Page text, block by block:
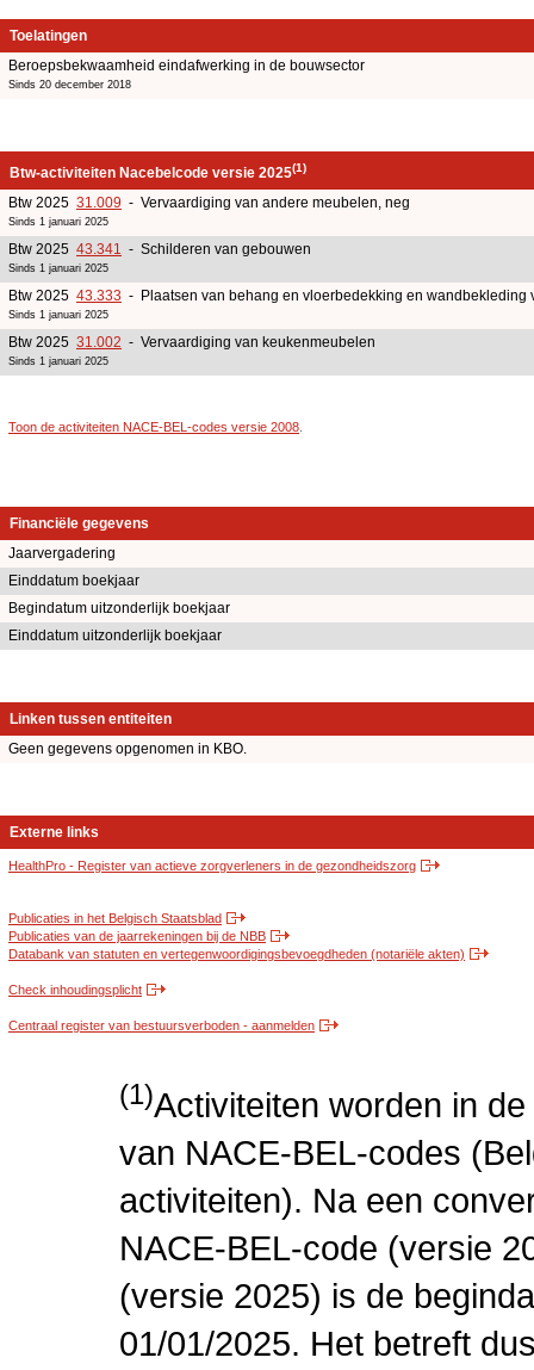
Toelatingen
Beroepsbekwaamheid eindafwerking in de bouwsector
Sinds 20 december 2018
Btw-activiteiten Nacebelcode versie 2025(1)
Btw 2025 31.009 - Vervaardiging van andere meubelen, neg
Sinds 1 januari 2025
Btw 2025 43.341 - Schilderen van gebouwen
Sinds 1 januari 2025
Btw 2025 43.333 - Plaatsen van behang en vloerbedekking en wandbekleding
Sinds 1 januari 2025
Btw 2025 31.002 - Vervaardiging van keukenmeubelen
Sinds 1 januari 2025
Toon de activiteiten NACE-BEL-codes versie 2008
Financiële gegevens
Jaarvergadering
Einddatum boekjaar
Begindatum uitzonderlijk boekjaar
Einddatum uitzonderlijk boekjaar
Linken tussen entiteiten
Geen gegevens opgenomen in KBO.
Externe links
HealthPro - Register van actieve zorgverleners in de gezondheidszorg
Publicaties in het Belgisch Staatsblad
Publicaties van de jaarrekeningen bij de NBB
Databank van statuten en vertegenwoordigingsbevoegdheden (notariële akten)
Check inhoudingsplicht
Centraal register van bestuursverboden - aanmelden
(1)Activiteiten worden in
van NACE-BEL-codes
activiteiten). Na een
NACE-BEL-code (versie
(versie 2025) is de
01/01/2025. Het betreft